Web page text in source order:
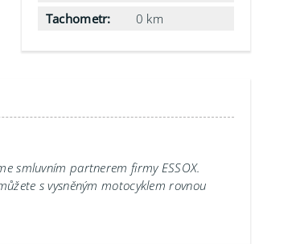
Tachometr:
0 km
smluvním partnerem firmy ESSOX.
s vysněným motocyklem rovnou